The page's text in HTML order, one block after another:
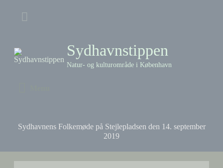
Above
Sydhavnstippen
Natur- og kulturområde i København
Sydhavnens Folkemøde på Stejlepladsen den 14. september
2019